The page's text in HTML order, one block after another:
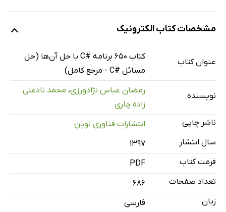
فصل دوم: ساختار تصمیم و حلقه‌های تکرار
فصل سوم: متدها در #C
فصل چهارم: آرایه‌ها و رشته‌ها
فصل ششم: فایل‌های ورودی و خروجی
مشخصات کتاب الکترونیک
عنوان کتاب
کتاب 650 برنامه #C با حل آن‌ها (حل
مسائل #C - مرجع کامل)
نویسنده
رمضان عباس نژادورزی، محمد نادعلی
زاده چاری
ناشر چاپی
انتشارات فناوری نوین
سال انتشار
۱۳۹۷
فرمت کتاب
PDF
تعداد صفحات
686
زبان
فارسی